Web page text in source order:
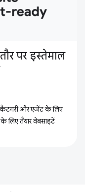
पर इस्तेमाल
कैटगरी और एजेंट के लिए
तैयार वेबसाइटें